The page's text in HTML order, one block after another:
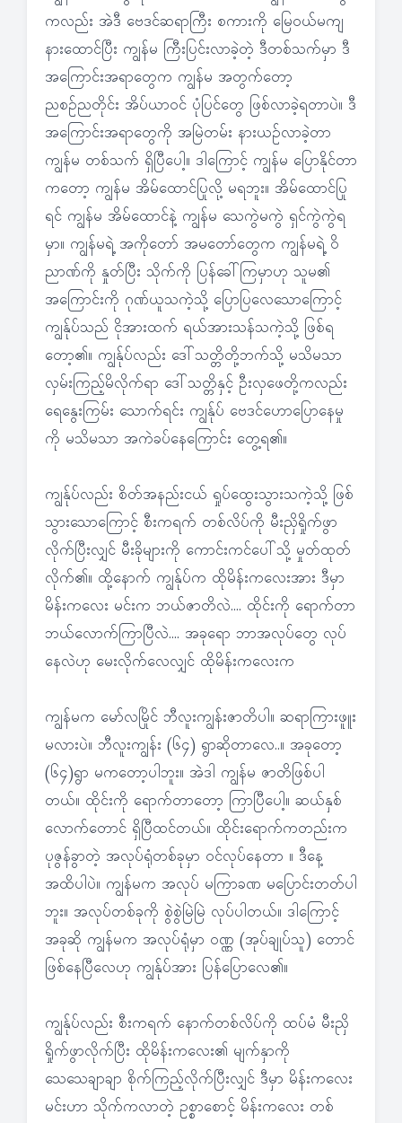
ကလည်း အဲဒီ ဗေဒင်ဆရာကြီး စကားကို မြေဝယ်မကျ
နားထောင်ပြီး ကျွန်မ ကြီးပြင်းလာခဲ့တဲ့ ဒီတစ်သက်မှာ ဒီ
အကြောင်းအရာတွေက ကျွန်မ အတွက်တော့
ညစဉ်ညတိုင်း အိပ်ယာဝင် ပုံပြင်တွေ ဖြစ်လာခဲ့ရတာပဲ။ ဒီ
အကြောင်းအရာတွေကို အမြဲတမ်း နားယဉ်လာခဲ့တာ
ကျွန်မ တစ်သက် ရှိပြီပေါ့။ ဒါကြောင့် ကျွန်မ ပြောနိုင်တာ
ကတော့ ကျွန်မ အိမ်ထောင်ပြုလို့ မရဘူး။ အိမ်ထောင်ပြု
ရင် ကျွန်မ အိမ်ထောင်နဲ့ ကျွန်မ သေကွဲမကွဲ ရှင်ကွဲကွဲရ
မှာ။ ကျွန်မရဲ့ အကိုတော် အမတော်တွေက ကျွန်မရဲ့ ဝိ
ညာဏ်ကို နှုတ်ပြီး သိုက်ကို ပြန်ခေါ်ကြမှာဟု သူမ၏
အကြောင်းကို ဂုဏ်ယူသကဲ့သို့ ပြောပြလေသောကြောင့်
ကျွန်ုပ်သည် ငိုအားထက် ရယ်အားသန်သကဲ့သို့ ဖြစ်ရ
တော့၏။ ကျွန်ုပ်လည်း ဒေါ်သတ္တိတို့ဘက်သို့ မသိမသာ
လှမ်းကြည့်မိလိုက်ရာ ဒေါ်သတ္တိနှင့် ဦးလှဖေတို့ကလည်း
ရေနွေးကြမ်း သောက်ရင်း ကျွန်ုပ် ဗေဒင်ဟောပြောနေမှု
ကို မသိမသာ အကဲခပ်နေကြောင်း တွေ့ရ၏။
ကျွန်ုပ်လည်း စိတ်အနည်းငယ် ရှုပ်ထွေးသွားသကဲ့သို့ ဖြစ်
သွားသောကြောင့် စီးကရက် တစ်လိပ်ကို မီးညှိရှိုက်ဖွာ
လိုက်ပြီးလျှင် မီးခိုများကို ကောင်းကင်ပေါ်သို့ မှုတ်ထုတ်
လိုက်၏။ ထို့နောက် ကျွန်ုပ်က ထိုမိန်းကလေးအား ဒီမှာ
မိန်းကလေး မင်းက ဘယ်ဇာတိလဲ…. ထိုင်းကို ရောက်တာ
ဘယ်လောက်ကြာပြီလဲ…. အခုရော ဘာအလုပ်တွေ လုပ်
နေလဲဟု မေးလိုက်လေလျှင် ထိုမိန်းကလေးက
ကျွန်မက မော်လမြိုင် ဘီလူးကျွန်းဇာတိပါ။ ဆရာကြားဖူူး
မလားပဲ။ ဘီလူးကျွန်း (၆၄) ရွာဆိုတာလေ..။ အခုတော့
(၆၄)ရွာ မကတော့ပါဘူး။ အဲဒါ ကျွန်မ ဇာတိဖြစ်ပါ
တယ်။ ထိုင်းကို ရောက်တာတော့ ကြာပြီပေါ့။ ဆယ်နှစ်
လောက်တောင် ရှိပြီထင်တယ်။ ထိုင်းရောက်ကတည်းက
ပုဇွန်ခွာတဲ့ အလုပ်ရုံတစ်ခုမှာ ဝင်လုပ်နေတာ ။ ဒီနေ့
အထိပါပဲ။ ကျွန်မက အလုပ် မကြာခဏ မပြောင်းတတ်ပါ
ဘူး။ အလုပ်တစ်ခုကို စွဲစွဲမြဲမြဲ လုပ်ပါတယ်။ ဒါကြောင့်
အခုဆို ကျွန်မက အလုပ်ရုံမှာ ဝဏ္ဏ (အုပ်ချုပ်သူ) တောင်
ဖြစ်နေပြီလေဟု ကျွန်ုပ်အား ပြန်ပြောလေ၏။
ကျွန်ုပ်လည်း စီးကရက် နောက်တစ်လိပ်ကို ထပ်မံ မီးညှိ
ရှိုက်ဖွာလိုက်ပြီး ထိုမိန်းကလေး၏ မျက်နှာကို
သေသေချာချာ စိုက်ကြည့်လိုက်ပြီးလျှင် ဒီမှာ မိန်းကလေး
မင်းဟာ သိုက်ကလာတဲ့ ဥစ္စာစောင့် မိန်းကလေး တစ်